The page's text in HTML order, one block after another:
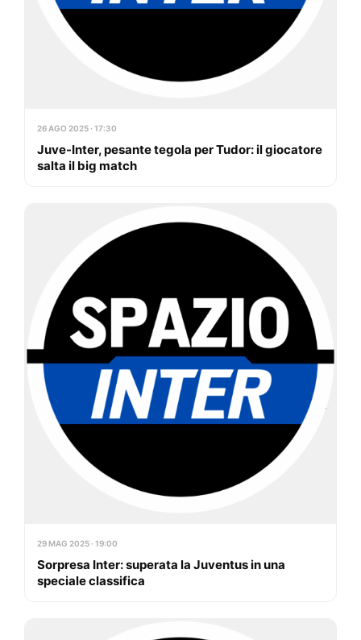
26 AGO 2025 · 17:30
Juve-Inter, pesante tegola per Tudor: il giocatore
salta il big match
29 MAG 2025 · 19:00
Sorpresa Inter: superata la Juventus in una
speciale classifica